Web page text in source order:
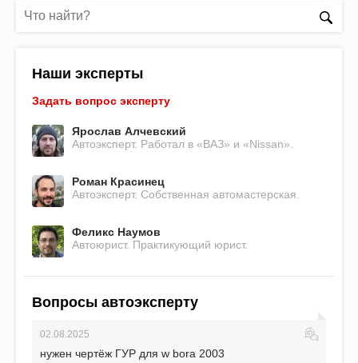
Наши эксперты
Задать вопрос эксперту
Ярослав Алчевский
Автоэксперт. Работал в «ВАЗ» и «Nissan».
Роман Красинец
Автоэксперт. Собственная автомастерская.
Феликс Наумов
Автоюрист. Практикующий юрист.
Вопросы автоэксперту
02.08.2025
нужен чертёж ГУР для w bora 2003